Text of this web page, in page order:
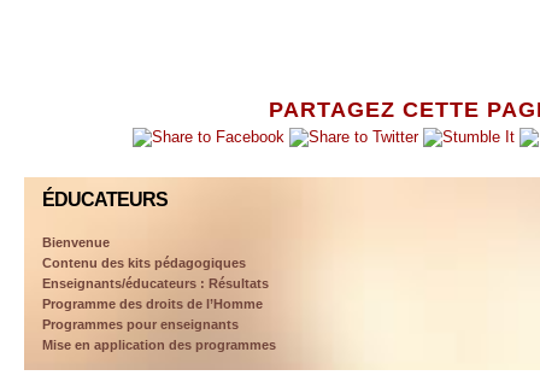
PARTAGEZ CETTE
ÉDUCATEURS
Bienvenue
Contenu des kits pédagogiques
Enseignants/éducateurs : Résultats
Programme des droits de l’Homme
Programmes pour enseignants
Mise en application des programmes